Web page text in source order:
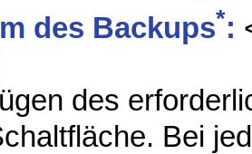
des Backups*:
des
Bei